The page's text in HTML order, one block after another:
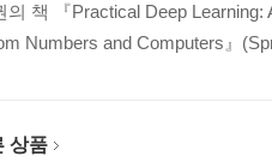
의 책 『Practical Deep
Numbers and Computers』
상품